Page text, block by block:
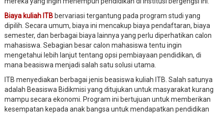
Biaya kuliah ITBbervariasi tergantung pada program studi yang
dipilih. Secara umum, biaya ini mencakup biaya pendaftaran, biaya
semester, dan berbagai biaya lainnya yang perlu diperhatikan calon
mahasiswa. Sebagian besar calon mahasiswa tentu ingin
mengetahui lebih lanjut tentang opsi pembiayaan pendidikan, di
mana beasiswa menjadi salah satu solusi utama.
ITB menyediakan berbagai jenis beasiswa kuliah ITB. Salah satunya
adalah Beasiswa Bidikmisi yang ditujukan untuk masyarakat kurang
mampu secara ekonomi. Program ini bertujuan untuk memberikan
kesempatan kepada anak bangsa untuk mendapatkan pendidikan